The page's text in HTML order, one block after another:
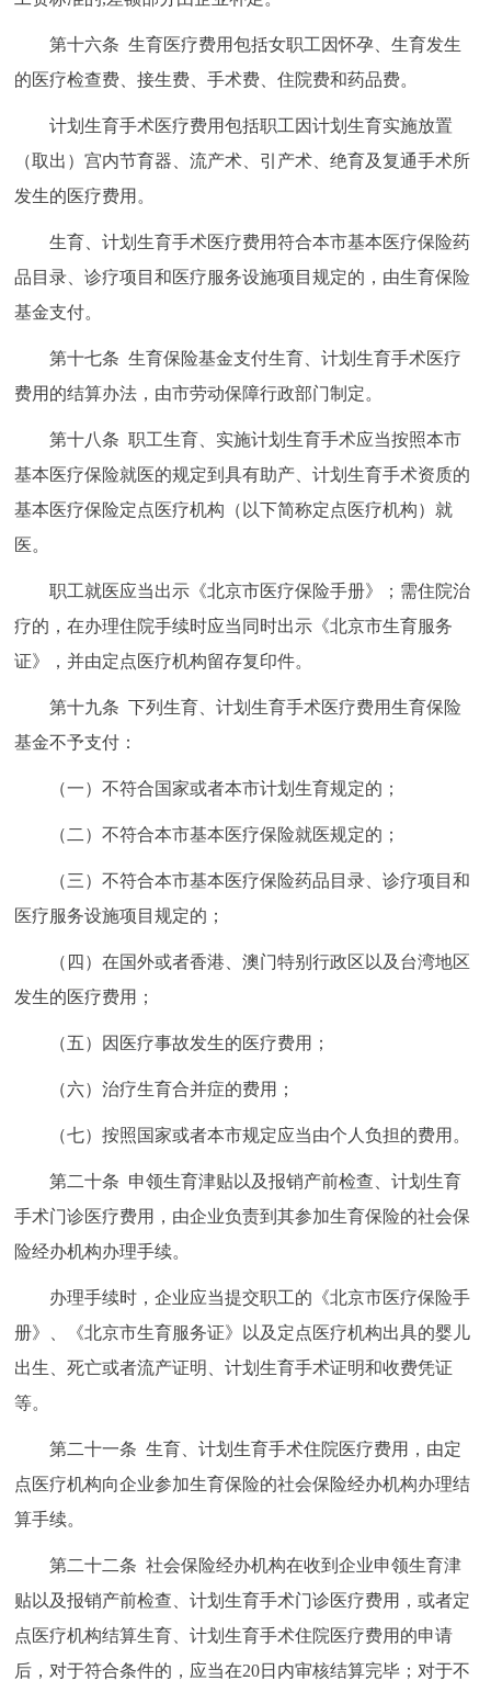
第十六条 生育医疗费用包括女职工因怀孕、生育发生
的医疗检查费、接生费、手术费、住院费和药品费。
计划生育手术医疗费用包括职工因计划生育实施放置
（取出）宫内节育器、流产术、引产术、绝育及复通手术所
发生的医疗费用。
生育、计划生育手术医疗费用符合本市基本医疗保险药
品目录、诊疗项目和医疗服务设施项目规定的，由生育保险
基金支付。
第十七条 生育保险基金支付生育、计划生育手术医疗
费用的结算办法，由市劳动保障行政部门制定。
第十八条 职工生育、实施计划生育手术应当按照本市
基本医疗保险就医的规定到具有助产、计划生育手术资质的
基本医疗保险定点医疗机构（以下简称定点医疗机构）就
医。
职工就医应当出示《北京市医疗保险手册》；需住院治
疗的，在办理住院手续时应当同时出示《北京市生育服务
证》，并由定点医疗机构留存复印件。
第十九条 下列生育、计划生育手术医疗费用生育保险
基金不予支付：
（一）不符合国家或者本市计划生育规定的；
（二）不符合本市基本医疗保险就医规定的；
（三）不符合本市基本医疗保险药品目录、诊疗项目和
医疗服务设施项目规定的；
（四）在国外或者香港、澳门特别行政区以及台湾地区
发生的医疗费用；
（五）因医疗事故发生的医疗费用；
（六）治疗生育合并症的费用；
（七）按照国家或者本市规定应当由个人负担的费用。
第二十条 申领生育津贴以及报销产前检查、计划生育
手术门诊医疗费用，由企业负责到其参加生育保险的社会保
险经办机构办理手续。
办理手续时，企业应当提交职工的《北京市医疗保险手
册》、《北京市生育服务证》以及定点医疗机构出具的婴儿
出生、死亡或者流产证明、计划生育手术证明和收费凭证
等。
第二十一条 生育、计划生育手术住院医疗费用，由定
点医疗机构向企业参加生育保险的社会保险经办机构办理结
算手续。
第二十二条 社会保险经办机构在收到企业申领生育津
贴以及报销产前检查、计划生育手术门诊医疗费用，或者定
点医疗机构结算生育、计划生育手术住院医疗费用的申请
后，对于符合条件的，应当在20日内审核结算完毕；对于不